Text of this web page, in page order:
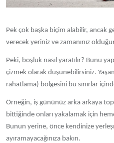
Pek çok başka biçim alabilir, ancak
verecek yeriniz ve zamanınız
Peki, boşluk nasıl yaratılır? Bunu
çizmek olarak düşünebilirsiniz.
rahatlama) bölgesini bu sınırlar
Örneğin, iş gününüz arka arkaya
bittiğinde onları yakalamak için
Bunun yerine, önce kendinize
ayıramayacağınıza bakın.